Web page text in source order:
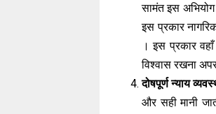
सामंत इस
इस प्रकार
। इस प्रकार
विश्वास रखना
दोषपूर्ण न्याय
और सही मानी